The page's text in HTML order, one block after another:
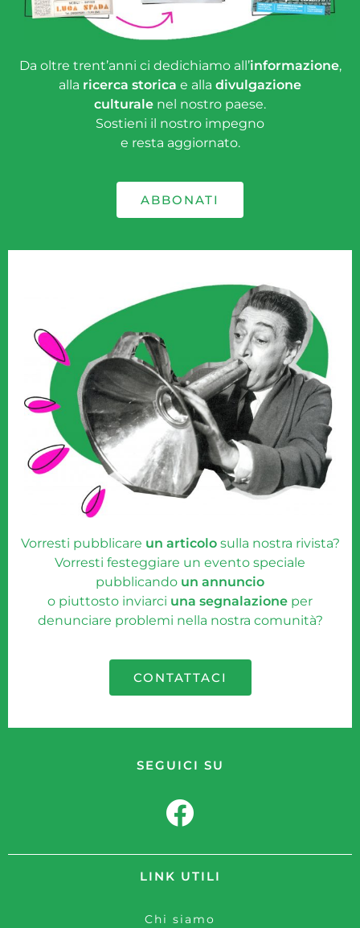
Da oltre trent’anni ci dedichiamo all’informazione,
alla ricerca storica e alla divulgazione
culturale nel nostro paese.
Sostieni il nostro impegno
e resta aggiornato.
ABBONATI
Vorresti pubblicare un articolosulla nostra rivista?
Vorresti festeggiare un evento speciale
pubblicando un annuncio
o piuttosto inviarci una segnalazione per
denunciare problemi nella nostra comunità?
CONTATTACI
LINK UTILI
Chi siamo
SEGUICI SU